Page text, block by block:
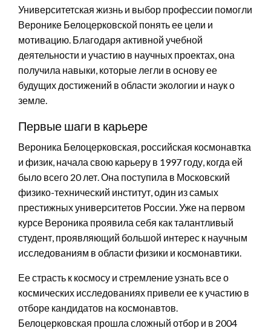
Университетская жизнь и выбор профессии помогли
Веронике Белоцерковской понять ее цели и
мотивацию. Благодаря активной учебной
деятельности и участию в научных проектах, она
получила навыки, которые легли в основу ее
будущих достижений в области экологии и наук о
земле.
Первые шаги в карьере
Вероника Белоцерковская, российская космонавтка
и физик, начала свою карьеру в 1997 году, когда ей
было всего 20 лет. Она поступила в Московский
физико-технический институт, один из самых
престижных университетов России. Уже на первом
курсе Вероника проявила себя как талантливый
студент, проявляющий большой интерес к научным
исследованиям в области физики и космонавтики.
Ее страсть к космосу и стремление узнать все о
космических исследованиях привели ее к участию в
отборе кандидатов на космонавтов.
Белоцерковская прошла сложный отбор и в 2004